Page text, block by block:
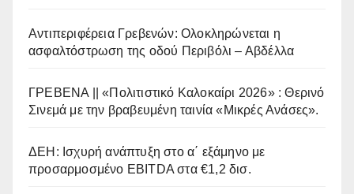
Αντιπεριφέρεια Γρεβενών: Ολοκληρώνεται η
ασφαλτόστρωση της οδού Περιβόλι – Αβδέλλα
ΓΡΕΒΕΝΑ || «Πολιτιστικό Καλοκαίρι 2026» : Θερινό
Σινεμά με την βραβευμένη ταινία «Μικρές Ανάσες».
ΔΕΗ: Ισχυρή ανάπτυξη στο α΄ εξάμηνο με
προσαρμοσμένο EBITDA στα €1,2 δισ.